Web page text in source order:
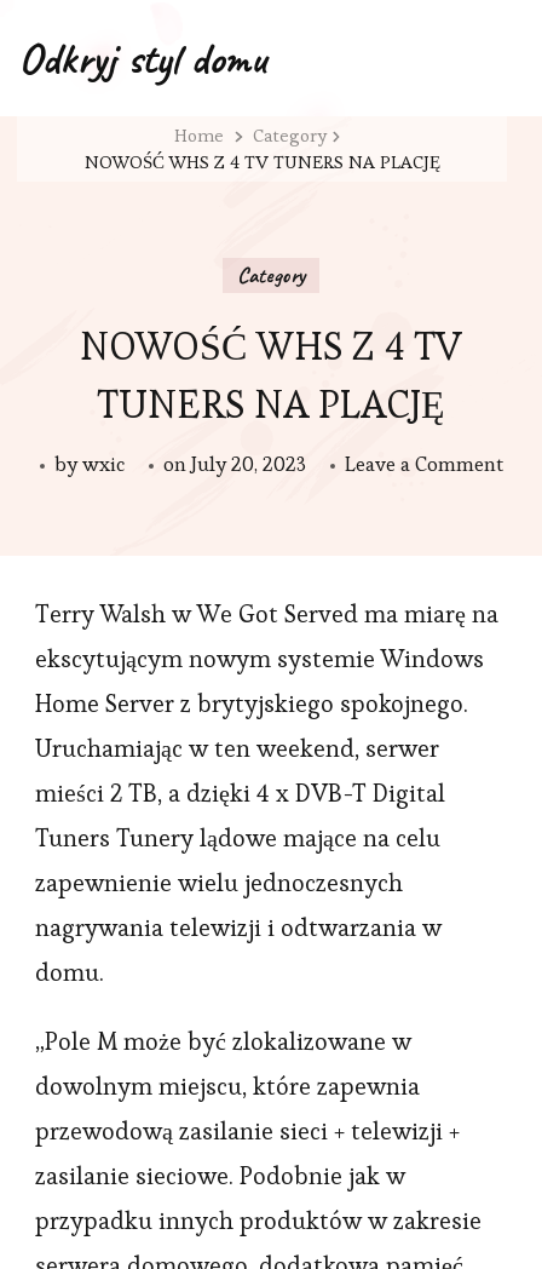
Odkryj styl domu
Home
Category
NOWOŚĆ WHS Z 4 TV TUNERS NA PLACJĘ
Category
NOWOŚĆ WHS Z 4 TV
TUNERS NA PLACJĘ
bywxic onJuly 20, 2023 Leave a Commenton
Terry Walsh w We Got Served ma miarę na
ekscytującym nowym systemie Windows
Home Server z brytyjskiego spokojnego.
Uruchamiając w ten weekend, serwer
mieści 2 TB, a dzięki 4 x DVB-T Digital
Tuners Tunery lądowe mające na celu
zapewnienie wielu jednoczesnych
nagrywania telewizji i odtwarzania w
domu.
„Pole M może być zlokalizowane w
dowolnym miejscu, które zapewnia
przewodową zasilanie sieci + telewizji +
zasilanie sieciowe. Podobnie jak w
przypadku innych produktów w zakresie